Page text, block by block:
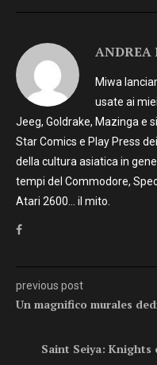
ANDREA
Miwa
usate ai
Jeeg, Goldrake, Mazinga e
Star Comics e Play Press
della cultura asiatica in
tempi del Commodore,
Atari 2600… il mito.
previous post
Un magnifico murales
Saint Seiya: Knights